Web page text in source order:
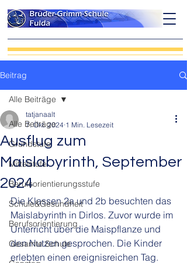
Beitrag
Alle Beiträge
Grundstufe
Mittelstufe
Berufsorientierungsstufe
Schule&Gesundheit
Berufsorientierung
Gesamte Schule
Alle Beiträge
Ausflug zum
Maislabyrinth, September
2024
tatjanaalt
7. Okt. 2024 1 Min. Lesezeit
Die Klassen 2a und 2b besuchten das
Maislabyrinth in Dirlos. Zuvor wurde im
Unterricht über die Maispflanze und
den Nutzen gesprochen. Die Kinder
erlebten einen ereignisreichen Tag.